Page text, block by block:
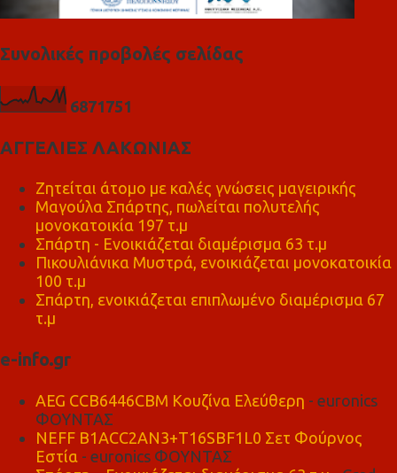
Συνολικές προβολές σελίδας
6871751
ΑΓΓΕΛΙΕΣ ΛΑΚΩΝΙΑΣ
Ζητείται άτομο με καλές γνώσεις μαγειρικής
Μαγούλα Σπάρτης, πωλείται πολυτελής
μονοκατοικία 197 τ.μ
Σπάρτη - Ενοικιάζεται διαμέρισμα 63 τ.μ
Πικουλιάνικα Μυστρά, ενοικιάζεται μονοκατοικία
100 τ.μ
Σπάρτη, ενοικιάζεται επιπλωμένο διαμέρισμα 67
τ.μ
e-info.gr
AEG CCB6446CBM Κουζίνα Ελεύθερη - euronics
ΦΟΥΝΤΑΣ
NEFF B1ACC2AN3+T16SBF1L0 Σετ Φούρνος
Εστία - euronics ΦΟΥΝΤΑΣ